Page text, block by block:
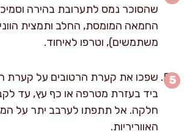
שהסוכר נמס לתערובת בהירה
החמאה המומסת, החלב ותמצית
משתמשים), וטרפו לאיחוד.
שפכו את קערת הרטובים על קערת
ביד בעזרת מטרפה או כף עץ, עד
חלקה. אל תתפתו לערבב יתר על
האווריריות.